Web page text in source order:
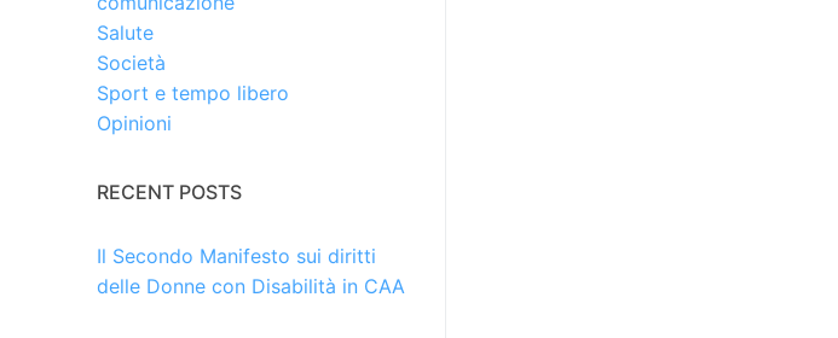
Salute
Società
Sport e tempo libero
Opinioni
RECENT POSTS
Il Secondo Manifesto sui diritti
delle Donne con Disabilità in CAA